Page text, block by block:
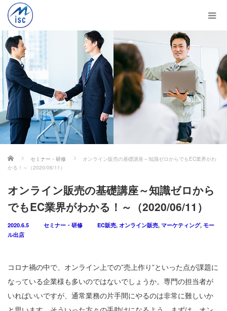
ホーム セミナー・研修
オンライン販売の基礎講座～知識ゼロからでもEC業界がわ
かる！～（2020/06/11）
オンライン販売の基礎講座～知識ゼロから
でもEC業界がわかる！～（2020/06/11）
2020.6.5 セミナー・研修 EC販売, オンライン販売, マーケティング, モー
ル出店
コロナ禍の中で、オンライン上での”売上作り”といった点が課題に
なっている企業様も多いのではないでしょうか。専門の担当者が
いればいいですが、通常業務の片手間にやるのは非常に難しいか